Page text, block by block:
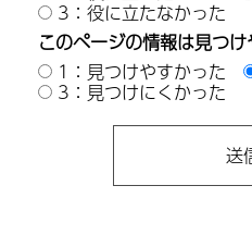
3：役に立たなかった
このページの情報は見つ
1：見つけやすかった
3：見つけにくかった